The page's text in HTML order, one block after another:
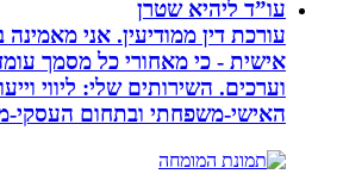
עו”ד ליהיא שטרן
עורכת דין ממודיעין. אני מאמינה
אישית - כי מאחורי כל מסמך עומדים
וערכים. השירותים שלי: ליווי וייעוץ
האישי-משפחתי ובתחום העסקי-